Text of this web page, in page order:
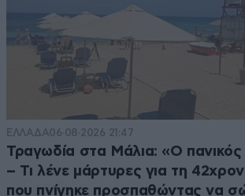
ΕΛΛΑΔΑ06·08·2026 21:47
Τραγωδία στα Μάλια: «Ο
– Τι λένε μάρτυρες για τη
που πνίγηκε προσπαθώντας να